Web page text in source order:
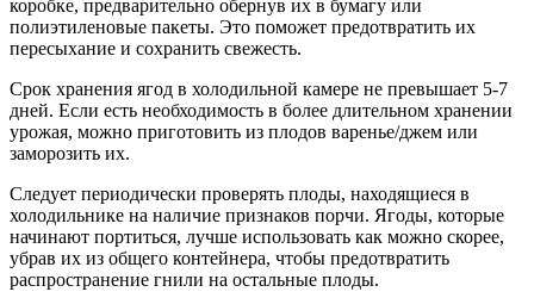
коробке, предварительно обернув их в бумагу или
полиэтиленовые пакеты. Это поможет предотвратить их
пересыхание и сохранить свежесть.
Срок хранения ягод в холодильной камере не превышает 5-7
дней. Если есть необходимость в более длительном хранении
урожая, можно приготовить из плодов варенье/джем или
заморозить их.
Следует периодически проверять плоды, находящиеся в
холодильнике на наличие признаков порчи. Ягоды, которые
начинают портиться, лучше использовать как можно скорее,
убрав их из общего контейнера, чтобы предотвратить
распространение гнили на остальные плоды.